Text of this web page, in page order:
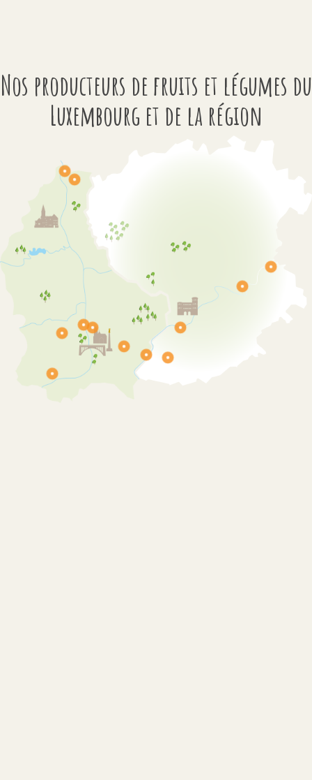
Nos producteurs de fruits et légumes du
Luxembourg et de la région